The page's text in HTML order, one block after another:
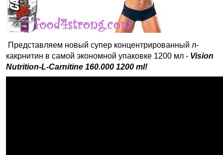
Представляем новый супер концентрированный л-
какрнитин в самой экономной упаковке 1200 мл - Vision
Nutrition-L-Carnitine 160.000 1200 ml!